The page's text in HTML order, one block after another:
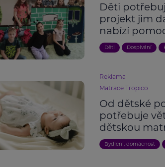
Děti
projekt jim
nabízí
Děti Dospívání
Reklama
Matrace Tropico
Od dětské
potřebuje
dětskou
Bydlení, domácnost